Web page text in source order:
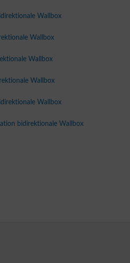
Wallbox
Wallbox
Wallbox
Wallbox
Wallbox
bidirektionale Wallbox